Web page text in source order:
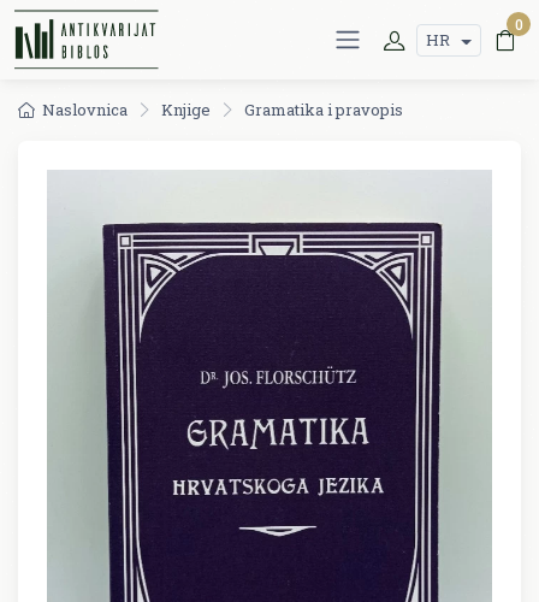
HR
0
Naslovnica Knjige Gramatika i pravopis